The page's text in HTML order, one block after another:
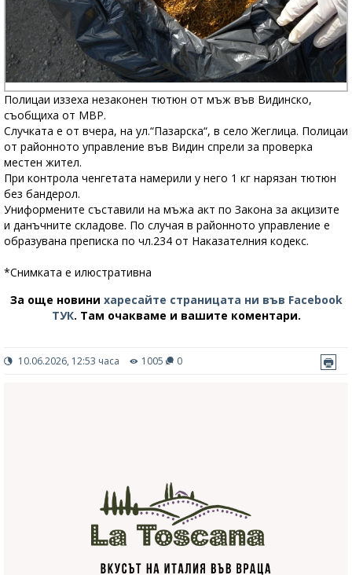
Полицаи иззеха незаконен тютюн от мъж във Видинско,
съобщиха от МВР.
Случката е от вчера, на ул.“Пазарска“, в село Жеглица. Полицаи
от районното управление във Видин спрели за проверка
местен жител.
При контрола ченгетата намерили у него 1 кг нарязан тютюн
без бандерол.
Униформените съставили на мъжа акт по Закона за акцизите
и данъчните складове. По случая в районното управление е
образувана преписка по чл.234 от Наказателния кодекс.
*Снимката е илюстративна
За още новини харесайте страницата ни във Facebook
ТУК. Там очакваме и вашите коментари.
10.06.2026, 12:53 часа 1005 0